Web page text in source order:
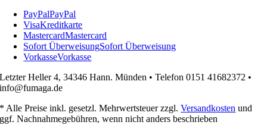
PayPalPayPal
VisaKreditkarte
MastercardMastercard
Sofort ÜberweisungSofort Überweisung
VorkasseVorkasse
Letzter Heller 4, 34346 Hann. Münden • Telefon 0151 41682372 •
info@fumaga.de
* Alle Preise inkl. gesetzl. Mehrwertsteuer zzgl.Versandkosten und
ggf. Nachnahmegebühren, wenn nicht anders beschrieben